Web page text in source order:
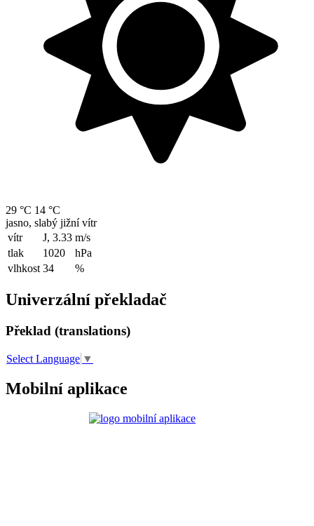
29 °C 14 °C
jasno, slabý jižní vítr
vítr
J, 3.33 m/s
tlak
1020
hPa
vlhkost 34 %
Univerzální překladač
Překlad (translations)
Select Language ▼
Mobilní aplikace